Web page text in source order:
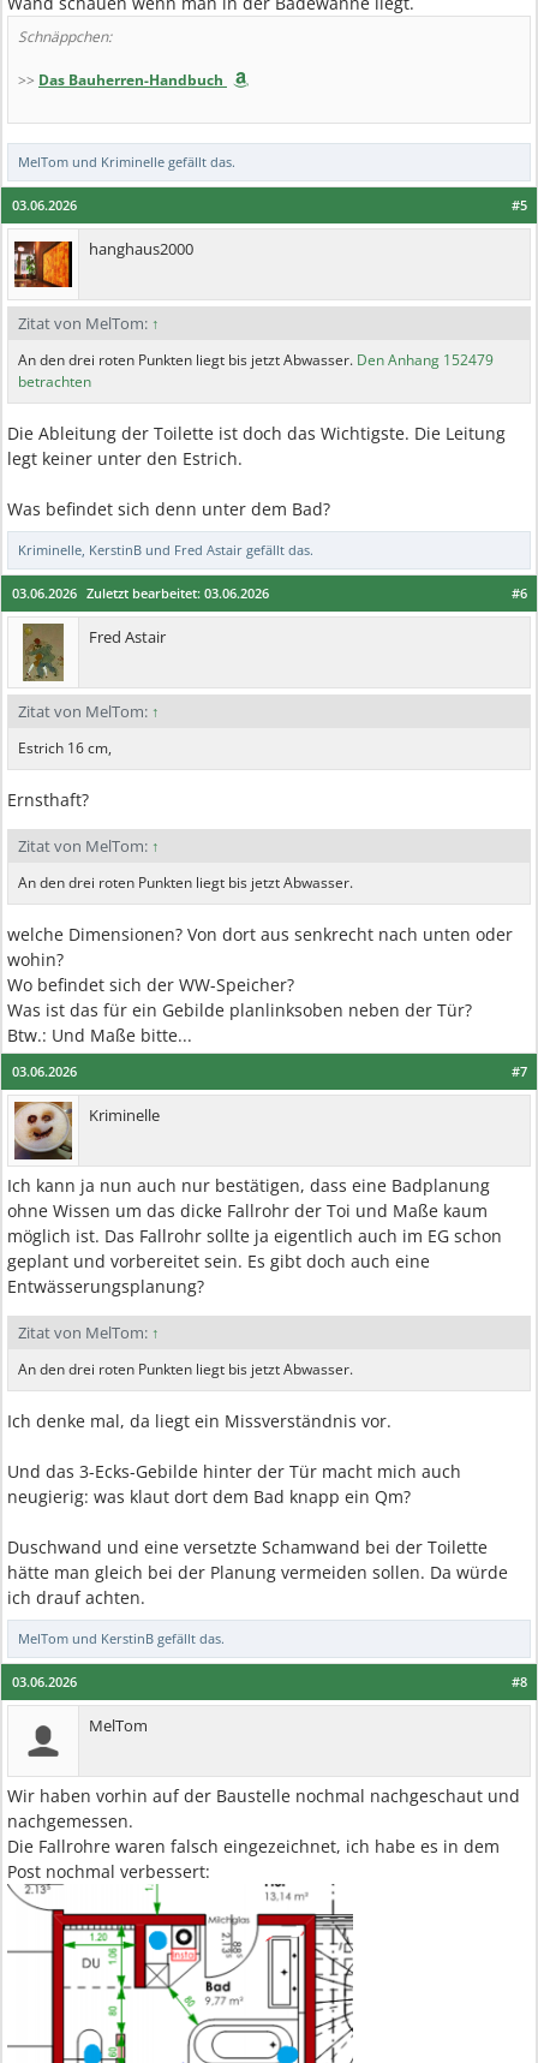
Schnäppchen:
>> Das Bauherren-Handbuch
MelTom und Kriminelle gefällt das.
#5
03.06.2026
hanghaus2000
Zitat von MelTom: ↑
An den drei roten Punkten liegt bis jetzt Abwasser. Den Anhang 152479
betrachten
Die Ableitung der Toilette ist doch das Wichtigste. Die Leitung
legt keiner unter den Estrich.
Was befindet sich denn unter dem Bad?
Kriminelle, KerstinB und Fred Astair gefällt das.
#6
03.06.2026 Zuletzt bearbeitet: 03.06.2026
Fred Astair
Zitat von MelTom: ↑
Estrich 16 cm,
Ernsthaft?
Zitat von MelTom: ↑
An den drei roten Punkten liegt bis jetzt Abwasser.
welche Dimensionen? Von dort aus senkrecht nach unten oder
wohin?
Wo befindet sich der WW-Speicher?
Was ist das für ein Gebilde planlinksoben neben der Tür?
Btw.: Und Maße bitte...
#7
03.06.2026
Kriminelle
Ich kann ja nun auch nur bestätigen, dass eine Badplanung
ohne Wissen um das dicke Fallrohr der Toi und Maße kaum
möglich ist. Das Fallrohr sollte ja eigentlich auch im EG schon
geplant und vorbereitet sein. Es gibt doch auch eine
Entwässerungsplanung?
Zitat von MelTom: ↑
An den drei roten Punkten liegt bis jetzt Abwasser.
Ich denke mal, da liegt ein Missverständnis vor.
Und das 3-Ecks-Gebilde hinter der Tür macht mich auch
neugierig: was klaut dort dem Bad knapp ein Qm?
Duschwand und eine versetzte Schamwand bei der Toilette
hätte man gleich bei der Planung vermeiden sollen. Da würde
ich drauf achten.
MelTom und KerstinB gefällt das.
#8
03.06.2026
MelTom
Wir haben vorhin auf der Baustelle nochmal nachgeschaut und
nachgemessen.
Die Fallrohre waren falsch eingezeichnet, ich habe es in dem
Post nochmal verbessert: